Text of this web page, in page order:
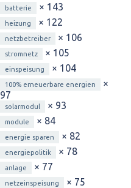
batterie × 143
heizung × 122
netzbetreiber × 106
stromnetz × 105
einspeisung × 104
100% erneuerbare energien
×
97
solarmodul × 93
module × 84
energie sparen × 82
energiepolitik × 78
anlage × 77
netzeinspeisung × 75